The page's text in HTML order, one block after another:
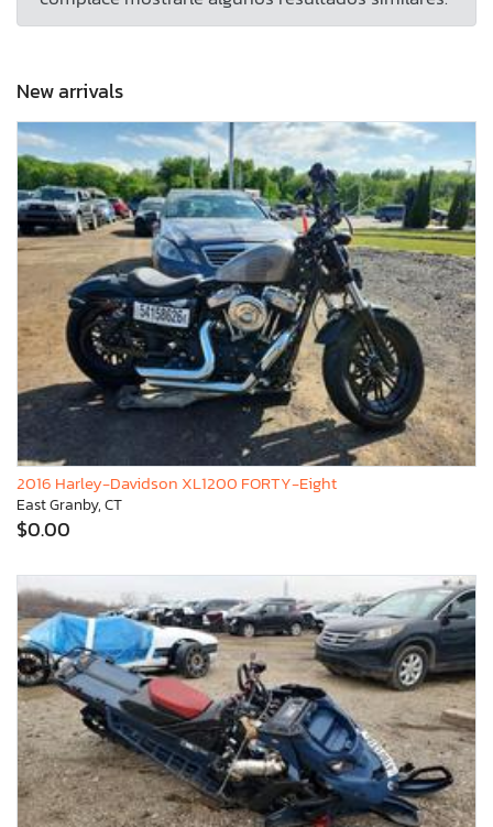
New arrivals
2016 Harley-Davidson XL1200 FORTY-Eight
East Granby, CT
$0.00